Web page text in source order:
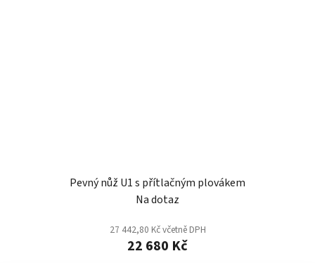
Pevný nůž U1 s přítlačným plovákem
Na dotaz
27 442,80 Kč včetně DPH
22 680 Kč